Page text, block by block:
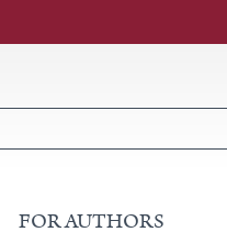
FOR AUTHORS